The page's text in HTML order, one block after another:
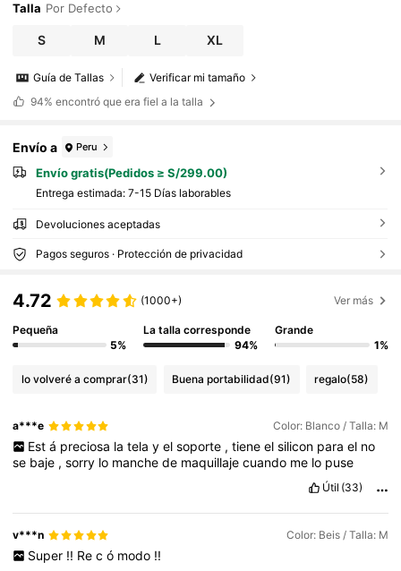
Talla Por Defecto
S M L XL
Verificar mi tamaño
Guía de Tallas
94% encontró que era fiel a la talla
Envío a Peru
Envío gratis(Pedidos ≥ S/299.00)
Entrega estimada: 7-15 Días laborables
Devoluciones aceptadas
Pagos seguros · Protección de privacidad
4.72 (1000+) Ver más
Pequeña
5%
La talla corresponde
94%
Grande
1%
lo volveré a comprar(31) Buena portabilidad(91) regalo(58)
a***e Color: Blanco / Talla: M
Est á preciosa la tela y el soporte , tiene el silicon para el no
se baje ,sorry lo manchede maquillajecuando me lo puse
Útil (33)
v***n Color: Beis / Talla: M
Super !! Re c ó modo !!